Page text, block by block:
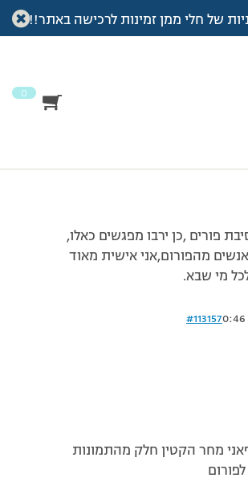
של חלי ממן זמינות לרכישה באתר!!
0
>הייתה אחלה מסיבת פורים, תודה לרוסנה.
פורים ,כן ירבו מפגשים כאלו,
מהפורום,אני אישית מאוד
מי שבא.
#113157
מחר הקטין חלק מהתמונות